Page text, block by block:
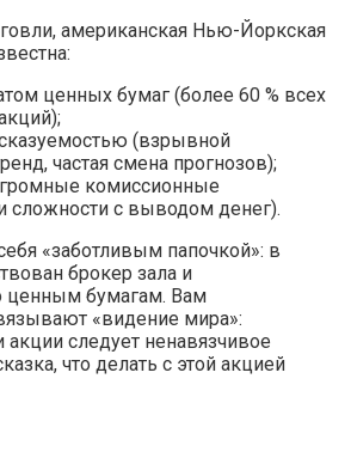
американская Нью-Йоркская
ценных бумаг (более 60 % всех
(взрывной
частая смена прогнозов);
комиссионные
сложности с выводом денег).
себя «заботливым папочкой»: в
брокер зала и
ценным бумагам. Вам
«видение мира»:
акции следует ненавязчивое
что делать с этой акцией